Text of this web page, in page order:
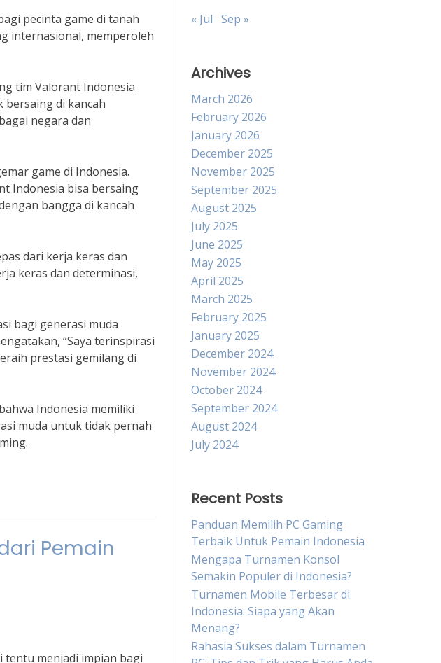
pecinta game di tanah
internasional, memperoleh
tim Valorant Indonesia
di kancah
negara dan
game di Indonesia.
Indonesia bisa bersaing
bangga di kancah
dari kerja keras dan
keras dan determinasi,
bagi generasi muda
“Saya terinspirasi
prestasi gemilang di
Indonesia memiliki
muda untuk tidak pernah
Pemain
tentu menjadi impian bagi
« Jul Sep »
Archives
March 2026
February 2026
January 2026
December 2025
November 2025
September 2025
August 2025
July 2025
June 2025
May 2025
April 2025
March 2025
February 2025
January 2025
December 2024
November 2024
October 2024
September 2024
August 2024
July 2024
Recent Posts
Panduan Memilih PC Gaming
Terbaik Untuk Pemain Indonesia
Mengapa Turnamen Konsol
Semakin Populer di Indonesia?
Turnamen Mobile Terbesar di
Indonesia: Siapa yang Akan
Menang?
Rahasia Sukses dalam Turnamen